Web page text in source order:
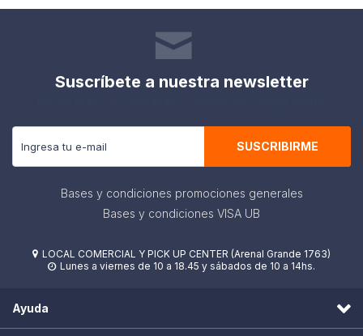
Suscríbete a nuestra newsletter
SUSCRIBIRME
Bases y condiciones promociones generales
Bases y condiciones VISA UB
 LOCAL COMERCIAL Y PICK UP CENTER (Arenal Grande 1763)
 Lunes a viernes de 10 a 18.45 y sábados de 10 a 14hs.
Ayuda